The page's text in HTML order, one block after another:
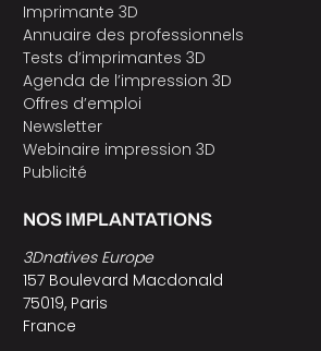
Imprimante 3D
Annuaire des professionnels
Tests d’imprimantes 3D
Agenda de l’impression 3D
Offres d’emploi
Newsletter
Webinaire impression 3D
Publicité
NOS IMPLANTATIONS
3Dnatives Europe
157 Boulevard Macdonald
75019, Paris
France